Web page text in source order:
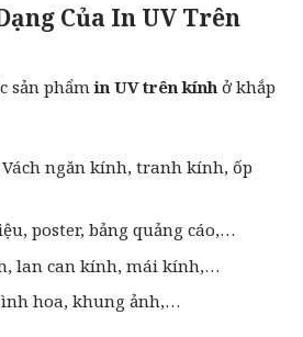
Của In UV Trên
sản phẩmin UV trên kính ở khắp
Vách ngăn kính, tranh kính, ốp
poster, bảng quảng cáo,…
lan can kính, mái kính,…
hoa, khung ảnh,…